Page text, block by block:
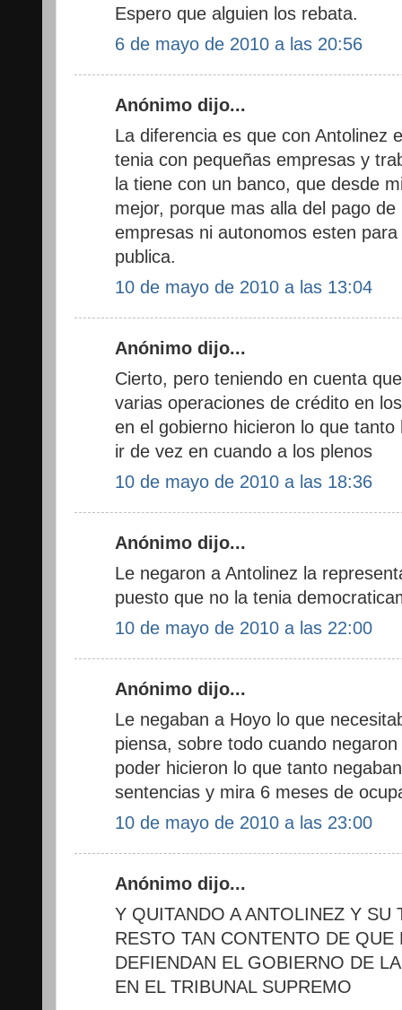
Espero que alguien los rebata.
6 de mayo de 2010 a las 20:56
Anónimo dijo...
La diferencia es que con Antolinez
tenia con pequeñas empresas y
la tiene con un banco, que desde
mejor, porque mas alla del pago
empresas ni autonomos esten
publica.
10 de mayo de 2010 a las 13:04
Anónimo dijo...
Cierto, pero teniendo en cuenta
varias operaciones de crédito en
en el gobierno hicieron lo que
ir de vez en cuando a los plenos
10 de mayo de 2010 a las 18:36
Anónimo dijo...
Le negaron a Antolinez la
puesto que no la tenia
10 de mayo de 2010 a las 22:00
Anónimo dijo...
Le negaban a Hoyo lo que
piensa, sobre todo cuando
poder hicieron lo que tanto
sentencias y mira 6 meses de
10 de mayo de 2010 a las 23:00
Anónimo dijo...
Y QUITANDO A ANTOLINEZ Y SU
RESTO TAN CONTENTO DE
DEFIENDAN EL GOBIERNO DE
EN EL TRIBUNAL SUPREMO